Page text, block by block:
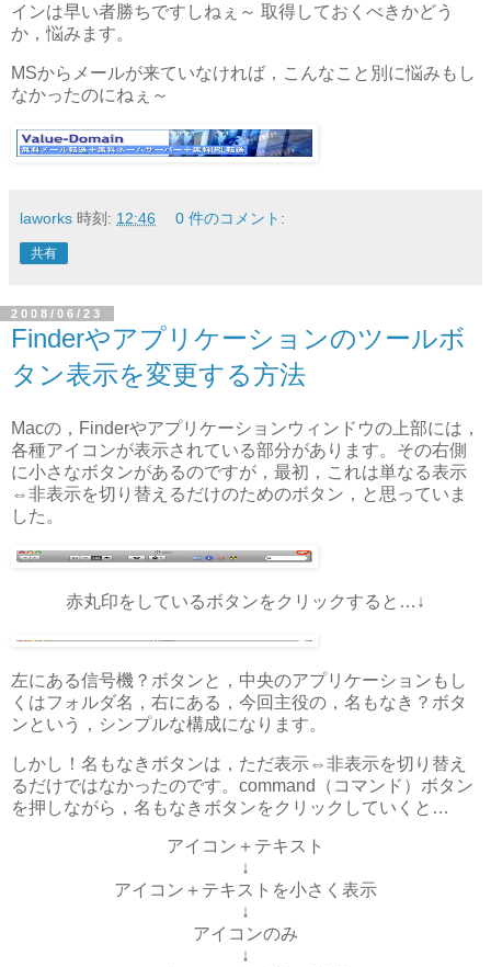
インは早い者勝ちですしねぇ～ 取得しておくべきかどう
か，悩みます。
MSからメールが来ていなければ，こんなこと別に悩みもし
なかったのにねぇ～
laworks 時刻: 12:46 0 件のコメント:
共有
2008/06/23
Finderやアプリケーションのツールボ
タン表示を変更する方法
Macの，Finderやアプリケーションウィンドウの上部には，
各種アイコンが表示されている部分があります。その右側
に小さなボタンがあるのですが，最初，これは単なる表示
⇔非表示を切り替えるだけのためのボタン，と思っていま
した。
赤丸印をしているボタンをクリックすると…↓
左にある信号機？ボタンと，中央のアプリケーションもし
くはフォルダ名，右にある，今回主役の，名もなき？ボタ
ンという，シンプルな構成になります。
しかし！名もなきボタンは，ただ表示⇔非表示を切り替え
るだけではなかったのです。command（コマンド）ボタン
を押しながら，名もなきボタンをクリックしていくと…
アイコン＋テキスト
↓
アイコン＋テキストを小さく表示
↓
アイコンのみ
↓